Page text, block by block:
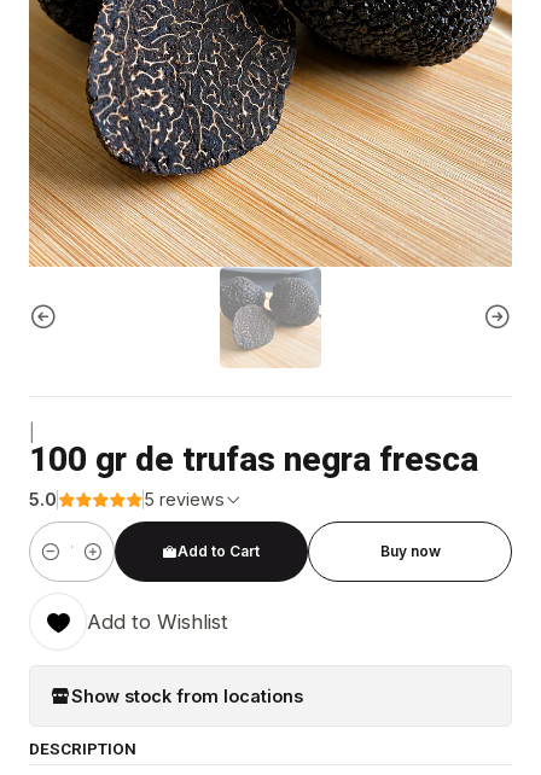
100 gr de trufas negra fresca
5.0 5 reviews
Quantity
Add to Cart Buy now
Add to Wishlist
Show stock from locations
DESCRIPTION